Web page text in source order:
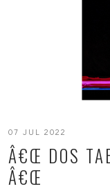
07 JUL 2022
Â€Œ DOS
Â€Œ